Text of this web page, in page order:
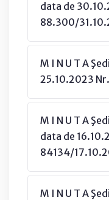
data de
88.300/
M I N U T A
25.10.2023
M I N U T A
data de
84134/
M I N U T A